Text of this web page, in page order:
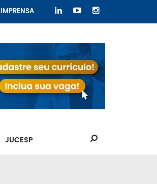
IMPRENSA
JUCESP